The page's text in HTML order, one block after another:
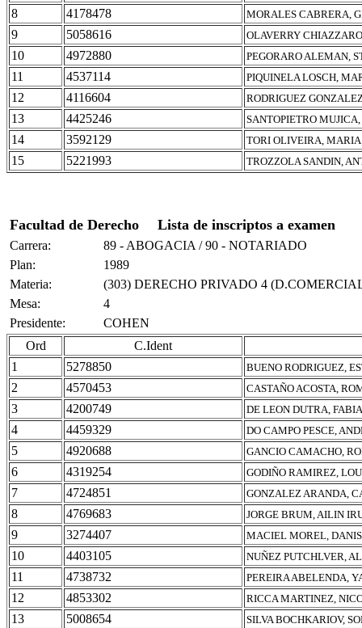
8 4178478 MORALES CABRERA,
9 5058616 OLAVERRY
10 4972880 PEGORARO ALEMAN,
11 4537114 PIQUINELA LOSCH,
12 4116604 RODRIGUEZ
13 4425246 SANTOPIETRO
14 3592129 TORI OLIVEIRA,
15 5221993 TROZZOLA SANDIN,
Facultad de Derecho Lista de inscriptos a examen
Carrera:
89 - ABOGACIA / 90 - NOTARIADO
Plan:
1989
Materia:
(303) DERECHO PRIVADO 4
Mesa:
4
Presidente:
COHEN
Ord
C.Ident
1
5278850 BUENO RODRIGUEZ,
2 4570453 CASTAÑO ACOSTA,
3 4200749 DE LEON DUTRA,
4 4459329 DO CAMPO PESCE,
5 4920688 GANCIO CAMACHO,
6 4319254 GODIÑO RAMIREZ,
7 4724851 GONZALEZ ARANDA,
8 4769683 JORGE BRUM, AILIN
9 3274407 MACIEL MOREL,
10 4403105 NUÑEZ PUTCHLVER,
11 4738732 PEREIRA ABELENDA,
12 4853302 RICCA MARTINEZ,
13 5008654 SILVA BOCHKARIOV,